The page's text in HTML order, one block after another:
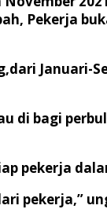
Pekerja
Januari-
di bagi
pekerja
pekerja,”